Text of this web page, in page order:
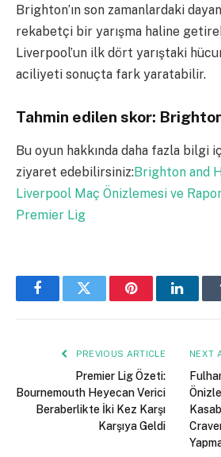
Brighton’ın son zamanlardaki
rekabetçi bir yarışma haline
Liverpool’un ilk dört yarıştaki
aciliyeti sonuçta fark yaratabilir.
Tahmin edilen skor:
Bu oyun hakkında daha fazla bilgi
ziyaret edebilirsiniz:Brighton and
Liverpool Maç Önizlemesi ve
Premier Lig
FacebookTwitter Pinterest
PREVIOUS ARTICLE
Premier Lig Özeti:
Bournemouth Heyecan Verici
Beraberlikte İki Kez Karşı
Karşıya Geldi
NEXT